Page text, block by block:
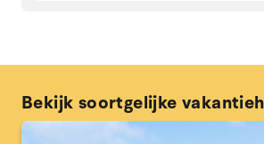
Bekijk soortgelijke